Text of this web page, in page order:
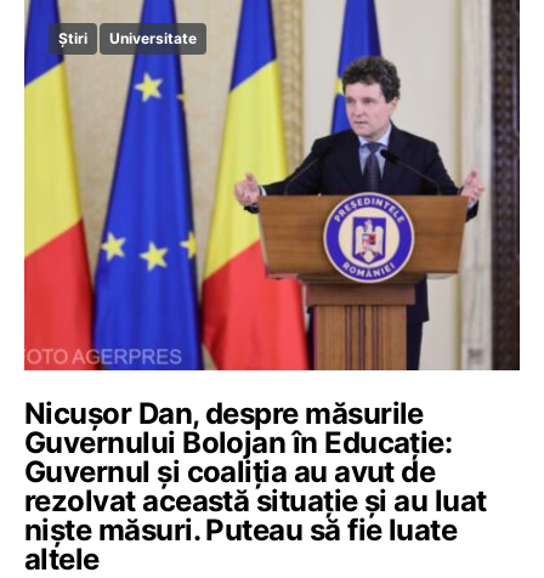
Știri Universitate
Nicușor Dan, despre măsurile
Guvernului Bolojan în Educație:
Guvernul și coaliția au avut de
rezolvat această situație și au luat
niște măsuri. Puteau să fie luate
altele